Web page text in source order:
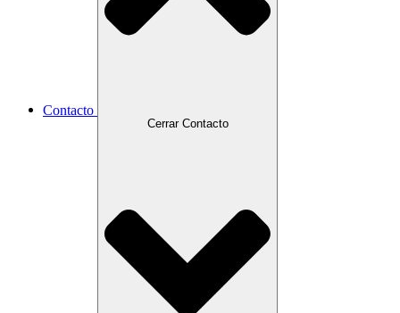
Contacto
Cerrar Contacto